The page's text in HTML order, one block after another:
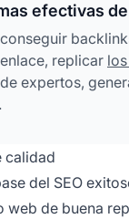
efectivas
replicar
expertos,
calidad
del SEO
de buena